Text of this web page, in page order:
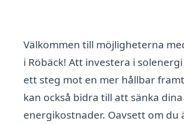
Välkommen till möjligheterna
i Röbäck! Att investera i
ett steg mot en mer hållbar
kan också bidra till att sänka dina
energikostnader. Oavsett om du